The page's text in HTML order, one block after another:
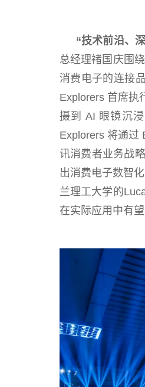
“技术前沿、
总经理禇国庆围
消费电子的连接
Explorers 首席执
摄到 AI 眼镜沉
Explorers 将通过
讯消费者业务战
出消费电子数智
兰理工大学的
在实际应用中有